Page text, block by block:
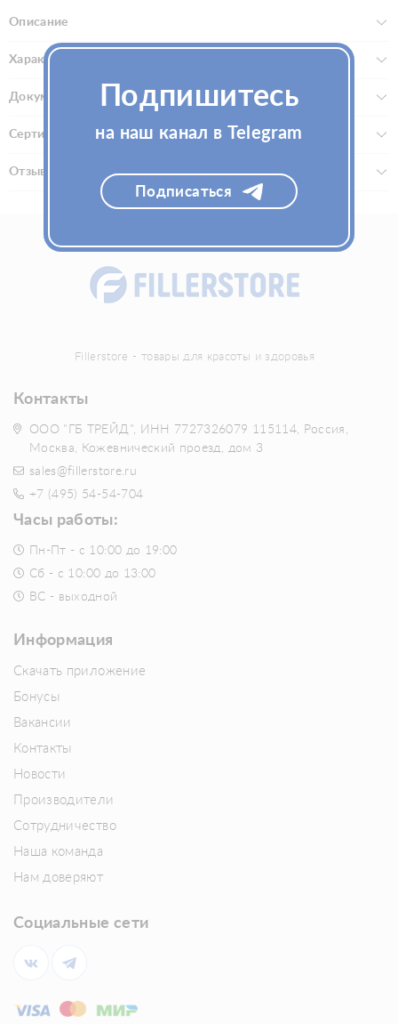
Описание
Характеристики
Документы
Сертификаты
Отзывы (0)
Fillerstore - товары для красоты и здоровья
Контакты
ООО "ГБ ТРЕЙД", ИНН 7727326079 115114, Россия,
Москва, Кожевнический проезд, дом 3
sales@fillerstore.ru
+7 (495) 54-54-704
Часы работы:
Пн-Пт - с 10:00 до 19:00
Сб - с 10:00 до 13:00
ВС - выходной
Информация
Скачать приложение
Бонусы
Вакансии
Контакты
Новости
Производители
Сотрудничество
Наша команда
Нам доверяют
Социальные сети
Подпишитесь
на наш канал в Telegram
Подписаться